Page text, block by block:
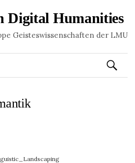
Digital Humanities
Geisteswissenschaften der LMU
Suchen
nach: